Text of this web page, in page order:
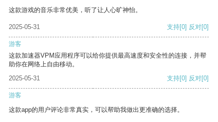
这款游戏的音乐非常优美，听了让人心旷神怡。
2025-05-31 支持[0] 反对[0]
游客
这款加速器VPM应用程序可以给你提供最高速度和安全性的连接，并帮
助你在网络上自由移动。
2025-05-31
支持[0] 反对[0]
游客
这款app的用户评论非常真实，可以帮助我做出更准确的选择。